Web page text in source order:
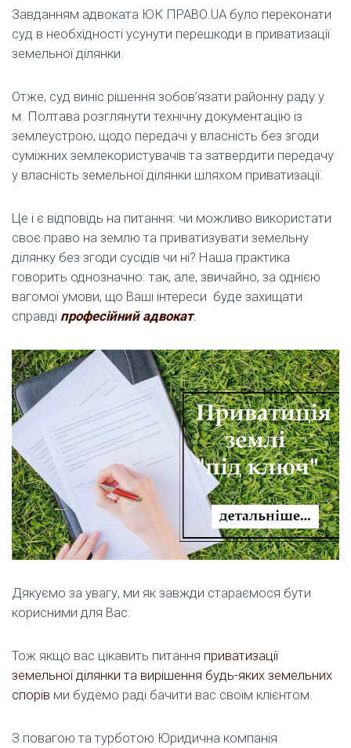
Завданням адвоката ЮК ПРАВО.UA було переконати
суд в необхідності усунути перешкоди в приватизації
земельної ділянки.
Отже, суд виніс рішення зобов’язати районну раду у
м. Полтава розглянути технічну документацію із
землеустрою, щодо передачі у власність без згоди
суміжних землекористувачів та затвердити передачу
у власність земельної ділянки шляхом приватизації.
Це і є відповідь на питання: чи можливо використати
своє право на землю та приватизувати земельну
ділянку без згоди сусідів чи ні? Наша практика
говорить однозначно: так, але, звичайно, за однією
вагомої умови, що Ваші інтереси буде захищати
справді професійний адвокат.
Дякуємо за увагу, ми як завжди стараємося бути
корисними для Вас.
Тож якщо вас цікавить питання приватизації
земельної ділянки та вирішення будь-яких земельних
спорів ми будемо раді бачити вас своїм клієнтом.
З повагою та турботою Юридична компанія